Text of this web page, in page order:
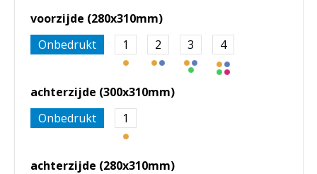
voorzijde (280x310mm)
Onbedrukt
1 2 3 4
achterzijde (300x310mm)
Onbedrukt
1
achterzijde (280x310mm)